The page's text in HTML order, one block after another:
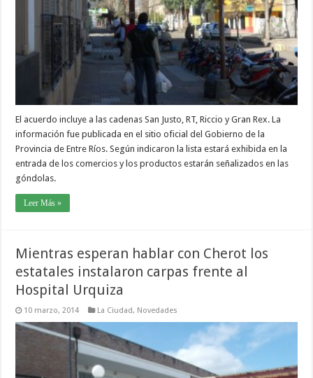
El acuerdo incluye a las cadenas San Justo, RT, Riccio y Gran Rex. La
información fue publicada en el sitio oficial del Gobierno de la
Provincia de Entre Ríos. Según indicaron la lista estará exhibida en la
entrada de los comercios y los productos estarán señalizados en las
góndolas.
Leer Más »
Mientras esperan hablar con Cherot los
estatales instalaron carpas frente al
Hospital Urquiza
10 marzo, 2014 La Ciudad, Novedades